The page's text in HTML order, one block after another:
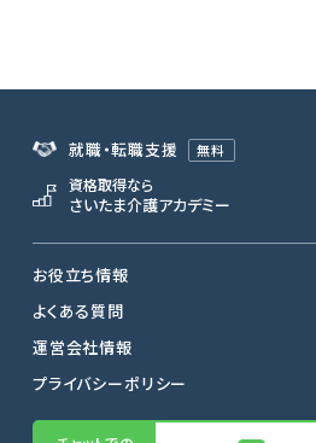
就職・転職支援 無料
資格取得なら
さいたま介護アカデミー
お役立ち情報
よくある質問
運営会社情報
プライバシーポリシー